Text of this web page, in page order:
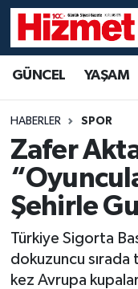
GÜNCEL YAŞAM
HABERLER SPOR
Zafer
Şehirle
Türkiye Sigorta
dokuzuncu sırada
kez Avrupa
YAŞAM
SİYASET
SAĞLIK
KÜLTÜR
Denizli Hava
Denizli Trafik
Süper Lig
Son Dakika